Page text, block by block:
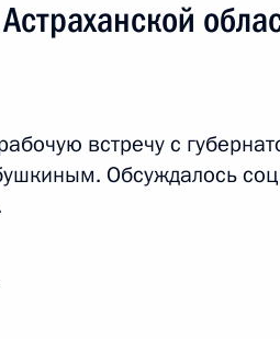
материалы
развитию и нацпроектам
встречу с
Обсуждалось